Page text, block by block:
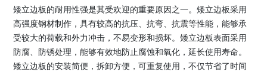
矮立边板的耐用性强是其受欢迎的重要原因之一。矮立边板采用
高强度钢材制作，具有较高的抗压、抗弯、抗震等性能，能够承
受较大的荷载和外力冲击，不易变形和损坏。矮立边板表面采用
防腐、防锈处理，能够有效地防止腐蚀和氧化，延长使用寿命。
矮立边板的安装简便，拆卸方便，可重复使用，不仅节省了时间